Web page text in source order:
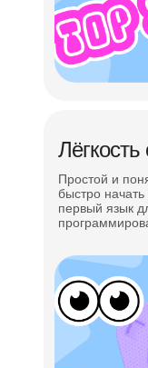
Простой и
быстро
первый язык
Навыки